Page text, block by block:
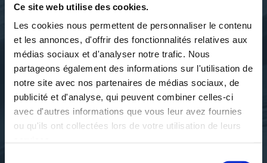
Ce site web utilise des cookies.
Les cookies nous permettent de personnaliser le contenu
et les annonces, d'offrir des fonctionnalités relatives aux
médias sociaux et d'analyser notre trafic. Nous
partageons également des informations sur l'utilisation de
notre site avec nos partenaires de médias sociaux, de
publicité et d'analyse, qui peuvent combiner celles-ci
avec d'autres informations que vous leur avez fournies
ou qu'ils ont collectées lors de votre utilisation de leurs
Ce projet consistait à faire découvrir aux élèves une ??uvre
littéraire contemporaine en version originale à travers un atelier de
Tout ce travail leur a permis de faire des liens entre leurs
disciplines (enseignement général et professionnel), de découvrir
l'origine et la richesse des produits et des ustensiles culinaires
mexicains, de s'ouvrir face à la diversité des civilisations, des
langues et des sociétés ainsi que d'enrichir leur lexique
professionnel en langue espagnole.